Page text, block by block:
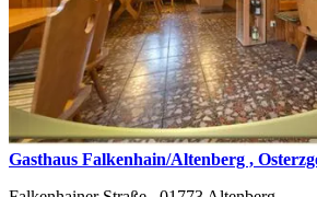
Gasthaus Falkenhain/Altenberg ,